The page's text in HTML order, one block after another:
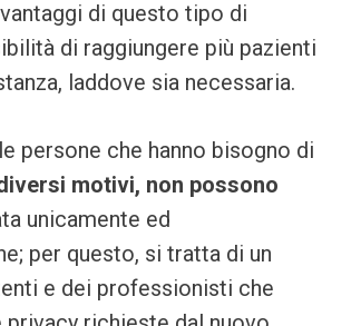
di questo tipo di
di raggiungere più pazienti
laddove sia necessaria.
persone che hanno bisogno di
motivi, non possono
unicamente ed
per questo, si tratta di un
e dei professionisti che